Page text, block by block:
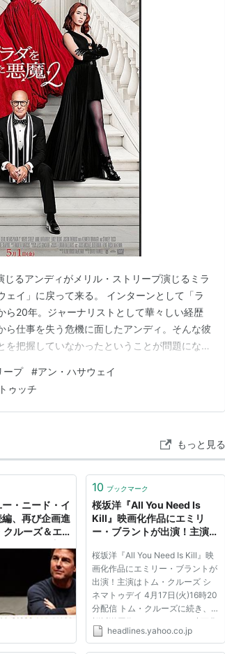
＜未＞ 声の出演
演
） 出演
出演
演
演
のステキな人生（2008）＜未＞ 出演
） 出演
） 出演
＞ 出演
TV） 出演
） 出演
編) [DVD]
ォックス・ホーム・エンターテイメント・ジャ
るアンディがメリル・ストリープ演じるミラ
ェイ」に戻って来る。 インターンとして「ラ
ら20年。ジャーナリストとして華々しい経歴
ら仕事を失う危機に面したアンディ。そんな彼
把握していなかったということが問題になり
て元気にはなったものの「そこまでやらない
いたのだが、今回…
ープ #アン・ハサウェイ
ゥッチ
もっと見る
ー・ニード・イ
、再び企画進
クルーズ＆エ
起用 | THE
10 ブックマーク
桜坂洋『All You Need Is
Kill』映画化作品にエミリ
ー・ブラントが出演！主演は
ゥデイ） - Yahoo!ニュース
桜坂洋『All You Need Is Kill』映
画化作品にエミリー・ブラントが
出演！主演はトム・クルーズ シ
ネマトゥデイ 4月17日(火)16時20
分配信 トム・クルーズに続き、
桜坂洋原作のライトノベル映画化
作品『All You Need Is Kill（原
headlines.yahoo.co.jp